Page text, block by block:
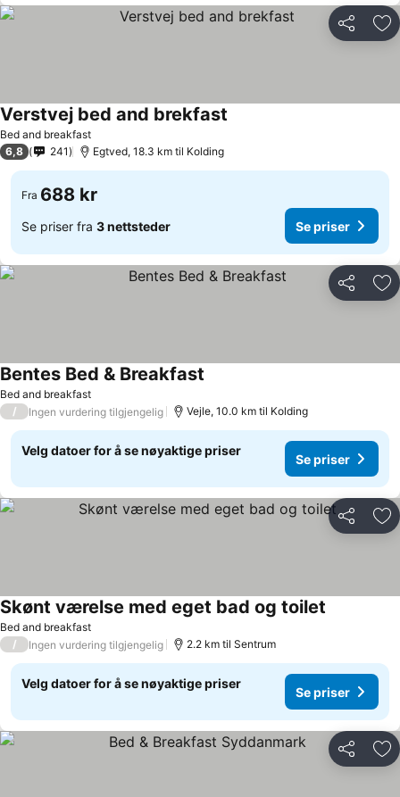
Del
Bed and breakfast
Verstvej bed and brekfast
6,8 241 Egtved, 18.3 km til Kolding
Fra 688 kr
Se priser fra 3 nettsteder Se priser
Del
Bed and breakfast
Bentes Bed & Breakfast
/ Ingen vurdering tilgjengelig Vejle, 10.0 km til Kolding
Velg datoer for å se nøyaktige priser
Se priser
Del
Bed and breakfast
Skønt værelse med eget bad og toilet
/ Ingen vurdering tilgjengelig 2.2 km til Sentrum
Velg datoer for å se nøyaktige priser
Se priser
Del